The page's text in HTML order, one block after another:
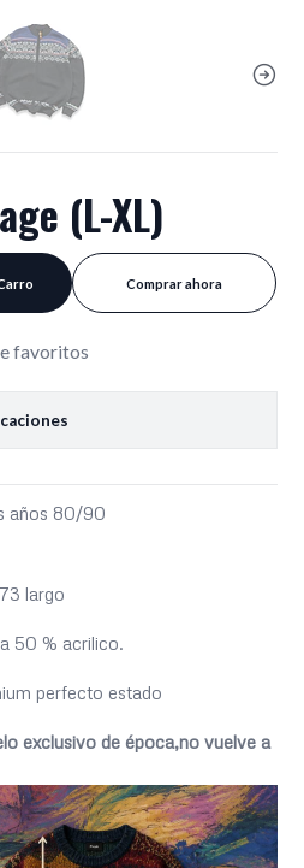
(L-XL)
Comprar ahora
favoritos
años 80/90
largo
50 % acrilico.
perfecto estado
exclusivo de época,no vuelve a